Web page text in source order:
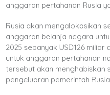
anggaran pertahanan Rusia
Rusia akan mengalokasikan
anggaran belanja negara
2025 sebanyak USD126 miliar
untuk anggaran pertahanan
tersebut akan menghabiskan
pengeluaran pemerintah